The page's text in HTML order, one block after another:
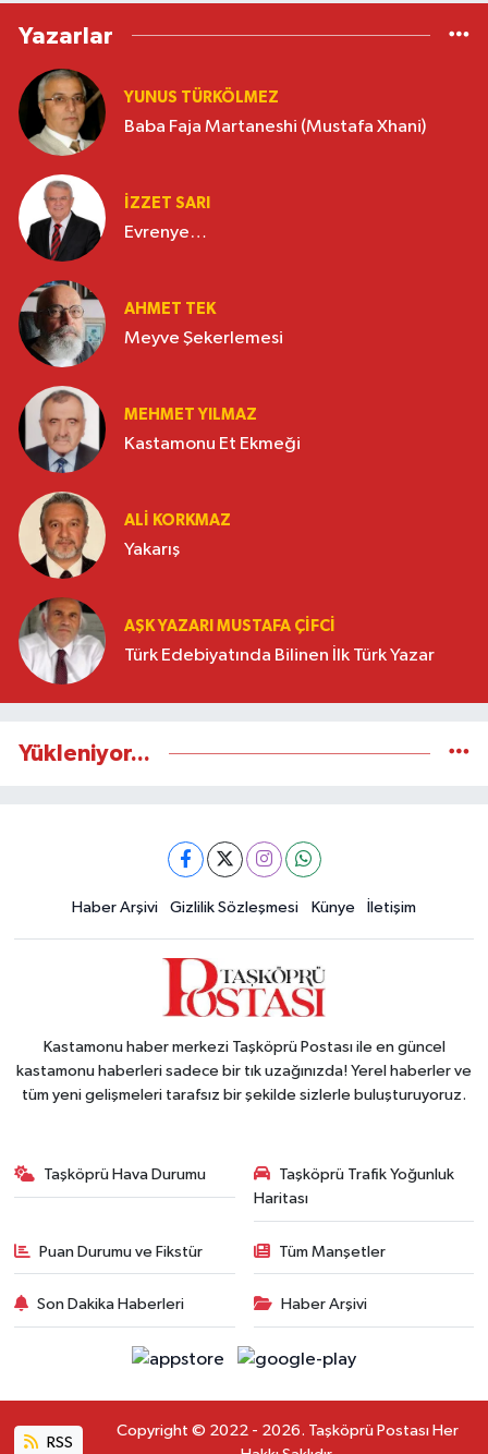
Yazarlar
YUNUS TÜRKÖLMEZ
Baba Faja Martaneshi (Mustafa Xhani)
İZZET SARI
Evrenye…
AHMET TEK
Meyve Şekerlemesi
MEHMET YILMAZ
Kastamonu Et Ekmeği
ALI KORKMAZ
Yakarış
AŞK YAZARI MUSTAFA ÇIFCI
Türk Edebiyatında Bilinen İlk Türk Yazar
Yükleniyor...
Haber Arşivi Gizlilik Sözleşmesi Künye İletişim
Kastamonu haber merkezi Taşköprü Postası ile en güncel
kastamonu haberleri sadece bir tık uzağınızda! Yerel haberler ve
tüm yeni gelişmeleri tarafsız bir şekilde sizlerle buluşturuyoruz.
Taşköprü Hava Durumu
Taşköprü Trafik Yoğunluk
Haritası
Puan Durumu ve Fikstür Tüm Manşetler
Son Dakika Haberleri Haber Arşivi
RSS
Copyright © 2022 - 2026. Taşköprü Postası Her